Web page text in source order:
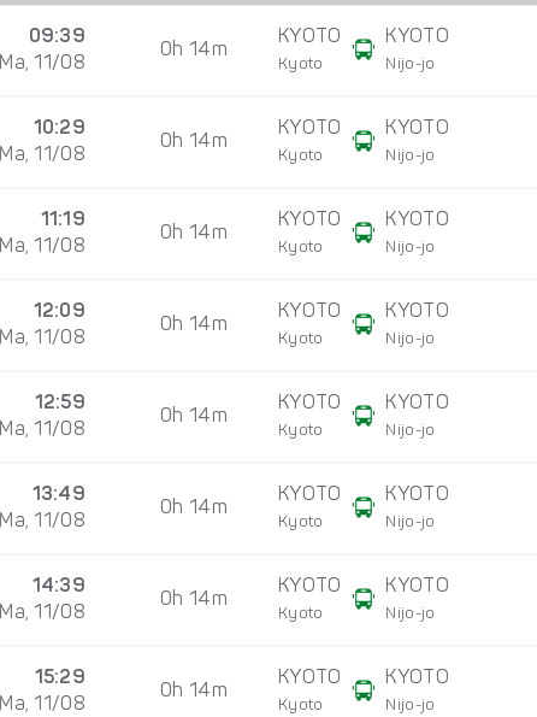
09:39
Ma, 11/08
0h 14m
KYOTO
Kyoto
KYOTO
Nijo-jo
10:29
Ma, 11/08
0h 14m
KYOTO
Kyoto
KYOTO
Nijo-jo
11:19
Ma, 11/08
0h 14m
KYOTO
Kyoto
KYOTO
Nijo-jo
12:09
Ma, 11/08
0h 14m
KYOTO
Kyoto
KYOTO
Nijo-jo
12:59
Ma, 11/08
0h 14m
KYOTO
Kyoto
KYOTO
Nijo-jo
13:49
Ma, 11/08
0h 14m
KYOTO
Kyoto
KYOTO
Nijo-jo
14:39
Ma, 11/08
0h 14m
KYOTO
Kyoto
KYOTO
Nijo-jo
15:29
Ma, 11/08
0h 14m
KYOTO
Kyoto
KYOTO
Nijo-jo